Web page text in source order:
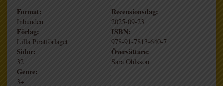
Format:
Inbunden
Recensionsdag:
2025-09-23
Förlag:
Lilla Piratförlaget
ISBN:
978-91-7813-640-7
Sidor:
32
Översättare:
Sara Ohlsson
Genre:
3+